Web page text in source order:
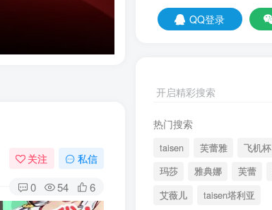
关注 私信
0 54 6
QQ登录
开启精彩搜索
热门搜索
taisen 芙蕾雅 飞机杯
玛莎
雅典娜 芙蕾
艾薇儿
taisen塔利亚